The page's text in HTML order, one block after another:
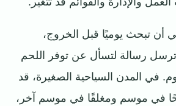
أن تبحث يوميًا قبل الخروج،
رسالة لتسأل عن توفر اللحم
في المدن السياحية الصغيرة، قد
في موسم ومغلقًا في موسم آخر،